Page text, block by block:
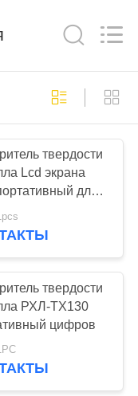
твердости
Lcd экрана
для
твердости
РХЛ-ТХ130
цифров